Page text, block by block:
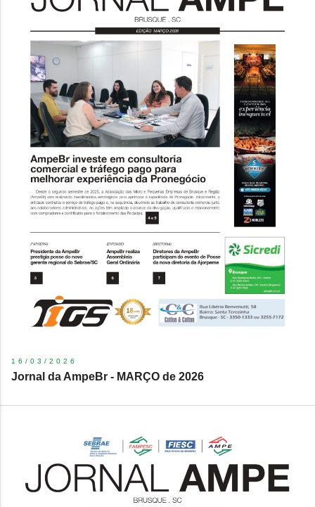
16/03/2026
Jornal da AmpeBr - MARÇO de 2026